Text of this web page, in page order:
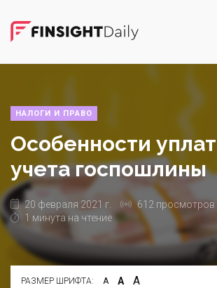
НАЛОГИ И ПРАВО
Особенности
учета госпошлины
20 февраля 2021 г.
612 просмотров
1 минута на чтение
РАЗМЕР ШРИФТА: А А А